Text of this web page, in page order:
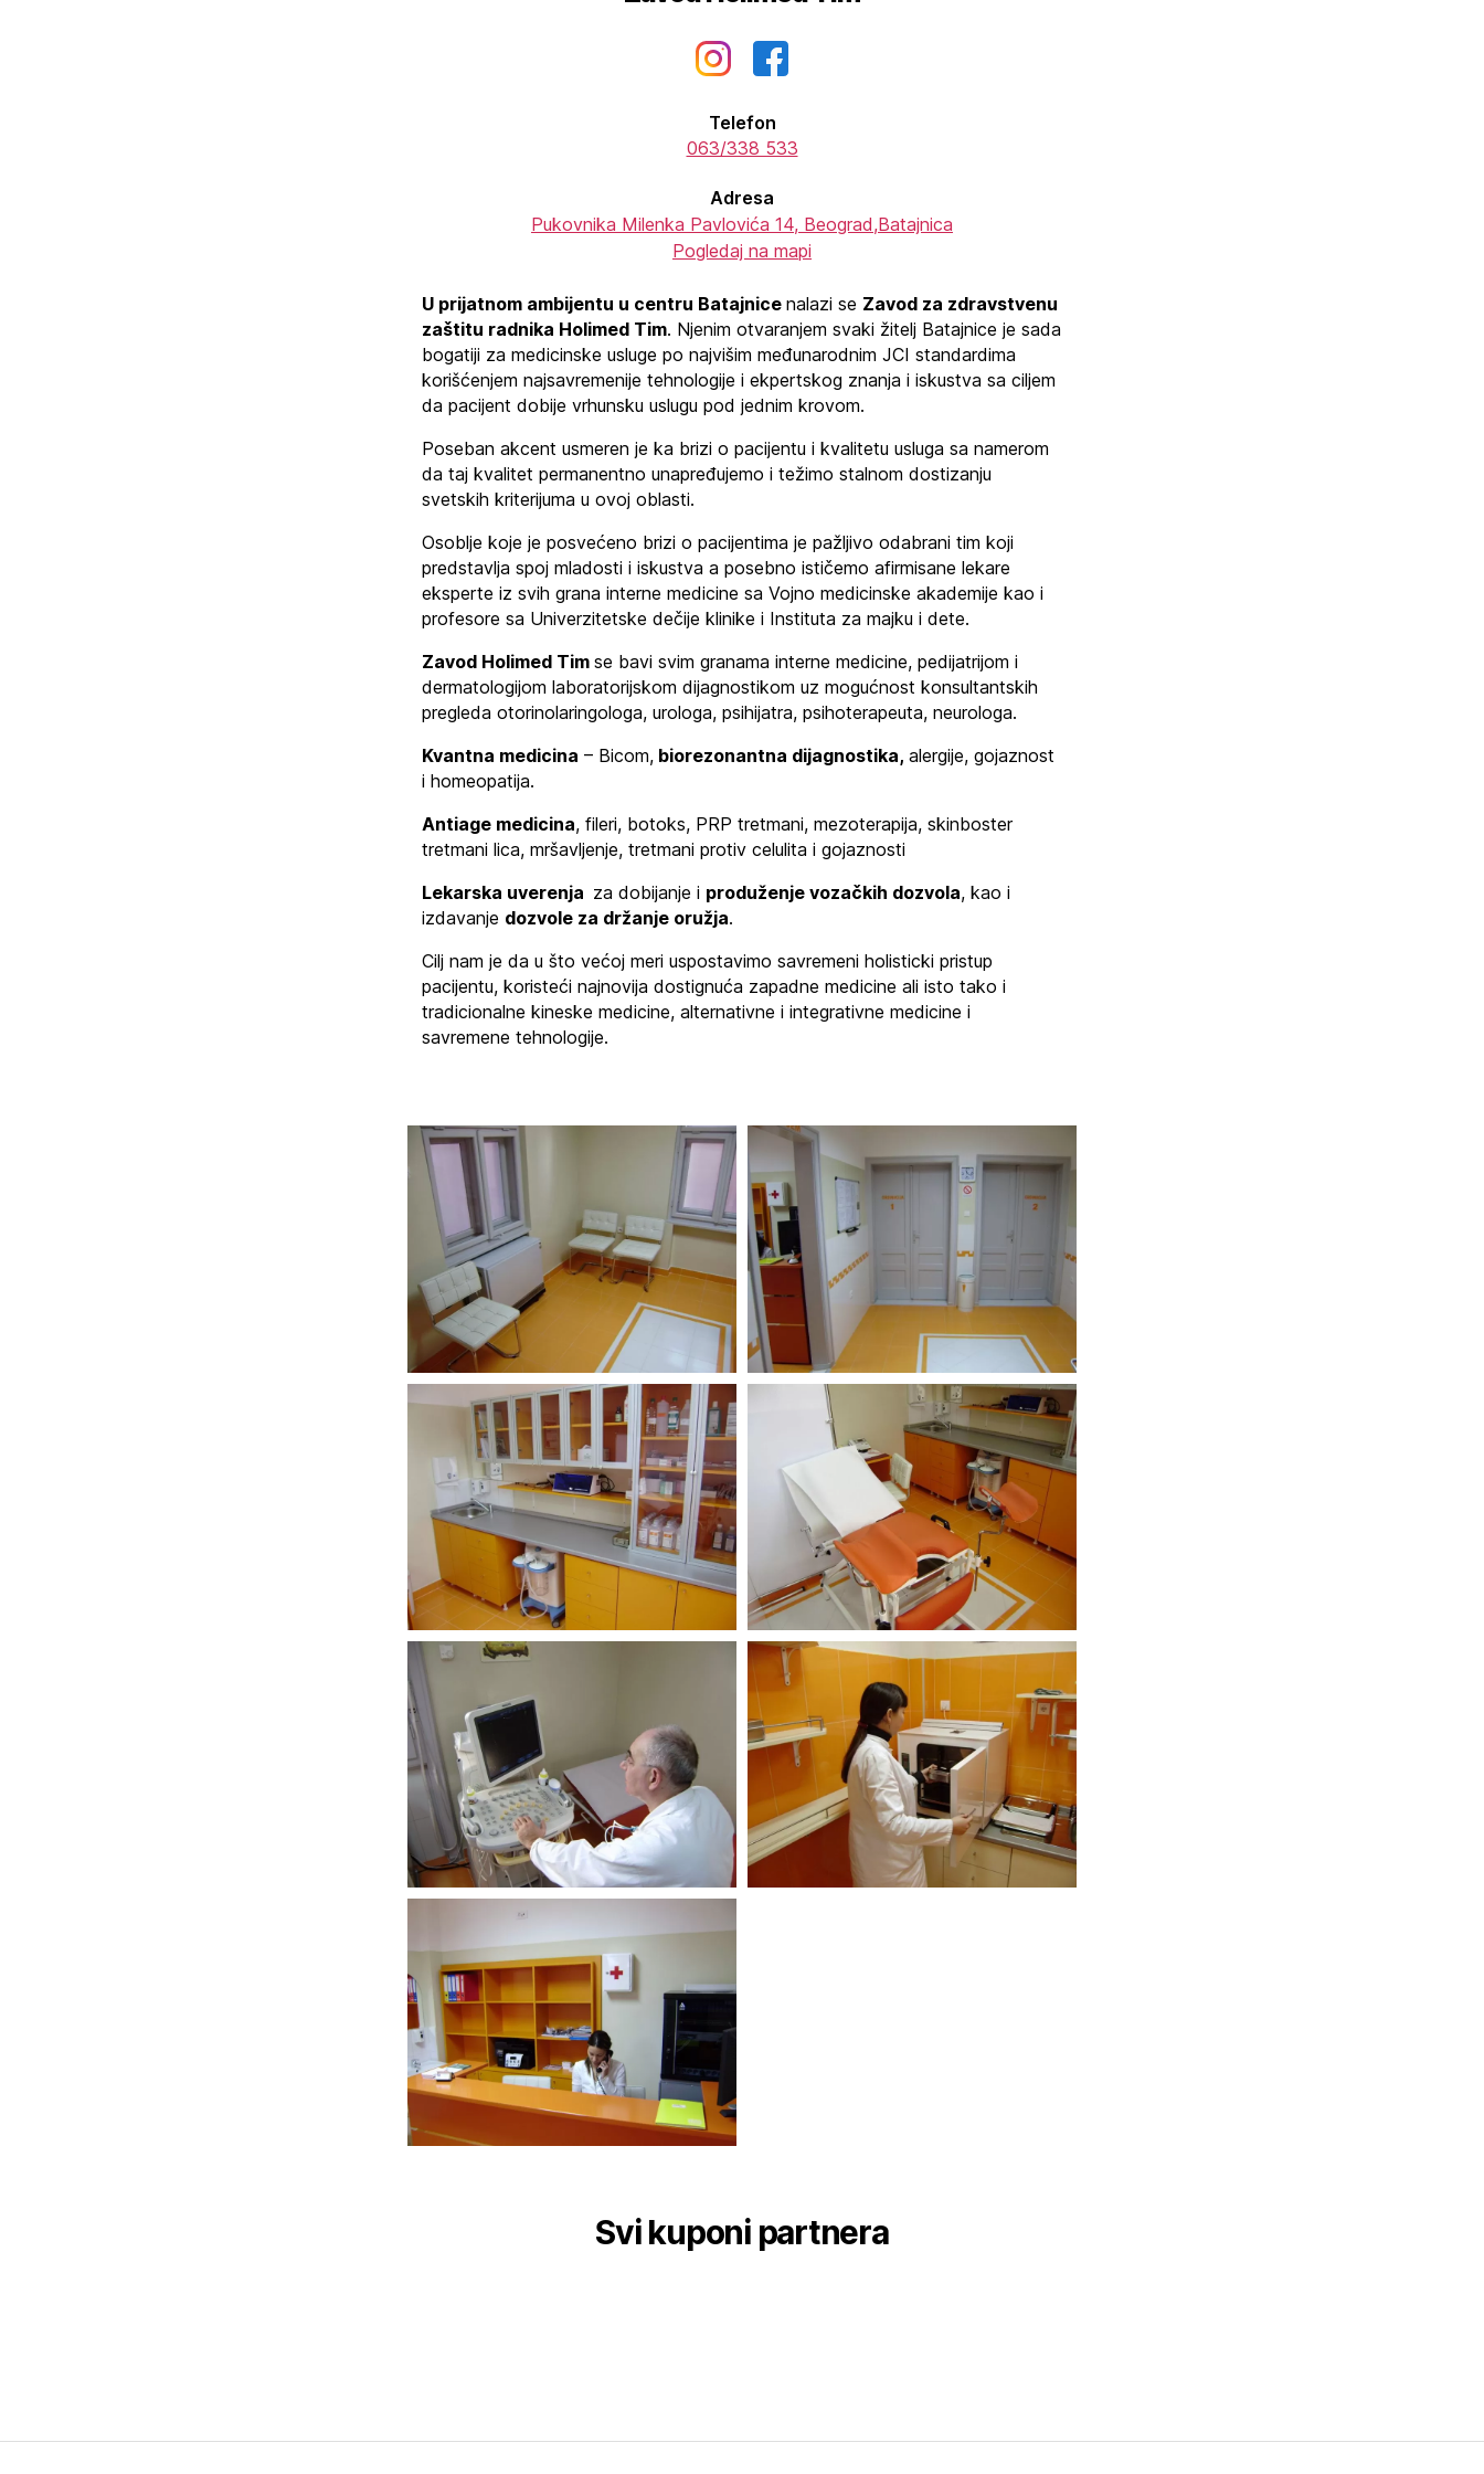
Telefon
063/338 533
Adresa
Pukovnika Milenka Pavlovića 14, Beograd,Batajnica
Pogledaj na mapi
U prijatnom ambijentu u centru Batajnice nalazi se Zavod za zdravstvenu
zaštitu radnika Holimed Tim. Njenim otvaranjem svaki žitelj Batajnice je sada
bogatiji za medicinske usluge po najvišim međunarodnim JCI standardima
korišćenjem najsavremenije tehnologije i ekpertskog znanja i iskustva sa ciljem
da pacijent dobije vrhunsku uslugu pod jednim krovom.
Poseban akcent usmeren je ka brizi o pacijentu i kvalitetu usluga sa namerom
da taj kvalitet permanentno unapređujemo i težimo stalnom dostizanju
svetskih kriterijuma u ovoj oblasti.
Osoblje koje je posvećeno brizi o pacijentima je pažljivo odabrani tim koji
predstavlja spoj mladosti i iskustva a posebno ističemo afirmisane lekare
eksperte iz svih grana interne medicine sa Vojno medicinske akademije kao i
profesore sa Univerzitetske dečije klinike i Instituta za majku i dete.
Zavod Holimed Tim se bavi svim granama interne medicine, pedijatrijom i
dermatologijom laboratorijskom dijagnostikom uz mogućnost konsultantskih
pregleda otorinolaringologa, urologa, psihijatra, psihoterapeuta, neurologa.
Kvantna medicina – Bicom, biorezonantna dijagnostika, alergije, gojaznost
i homeopatija.
Antiage medicina, fileri, botoks, PRP tretmani, mezoterapija, skinboster
tretmani lica, mršavljenje, tretmani protiv celulita i gojaznosti
Lekarska uverenja za dobijanje i produženje vozačkih dozvola, kao i
izdavanje dozvole za držanje oružja.
Cilj nam je da u što većoj meri uspostavimo savremeni holisticki pristup
pacijentu, koristeći najnovija dostignuća zapadne medicine ali isto tako i
tradicionalne kineske medicine, alternativne i integrativne medicine i
savremene tehnologije.
Svi kuponi partnera